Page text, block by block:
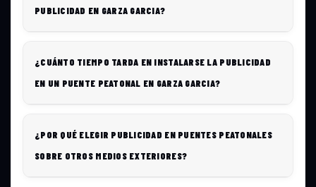
PUBLICIDAD EN GARZA GARCIA?
¿CUÁNTO TIEMPO TARDA EN INSTALARSE LA PUBLICIDAD
EN UN PUENTE PEATONAL EN GARZA GARCIA?
¿POR QUÉ ELEGIR PUBLICIDAD EN PUENTES PEATONALES
SOBRE OTROS MEDIOS EXTERIORES?